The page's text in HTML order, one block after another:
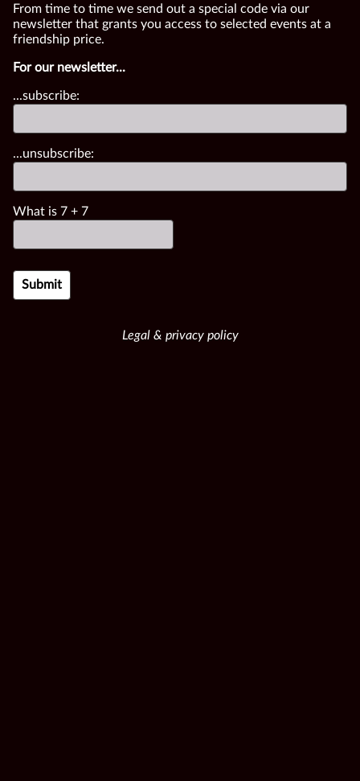
From time to time we send out a special code via our
newsletter that grants you access to selected events at a
friendship price.
For our newsletter...
...subscribe:
...unsubscribe:
What is 7 + 7
Legal & privacy policy